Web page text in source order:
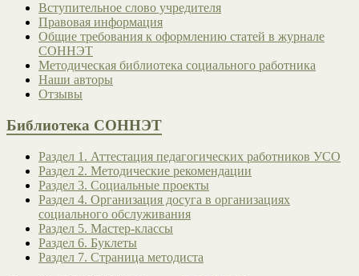
Вступительное слово учредителя
Правовая информация
Общие требования к оформлению статей в журнале
СОННЭТ
Методическая библиотека социального работника
Наши авторы
Отзывы
Библиотека СОННЭТ
Раздел 1. Аттестация педагогических работников УСО
Раздел 2. Методические рекомендации
Раздел 3. Социальные проекты
Раздел 4. Организация досуга в организациях
социального обслуживания
Раздел 5. Мастер-классы
Раздел 6. Буклеты
Раздел 7. Страница методиста